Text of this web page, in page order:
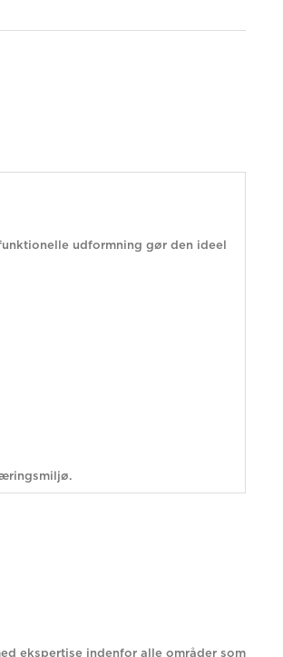
udformning gør den ideel
ekspertise indenfor alle områder som